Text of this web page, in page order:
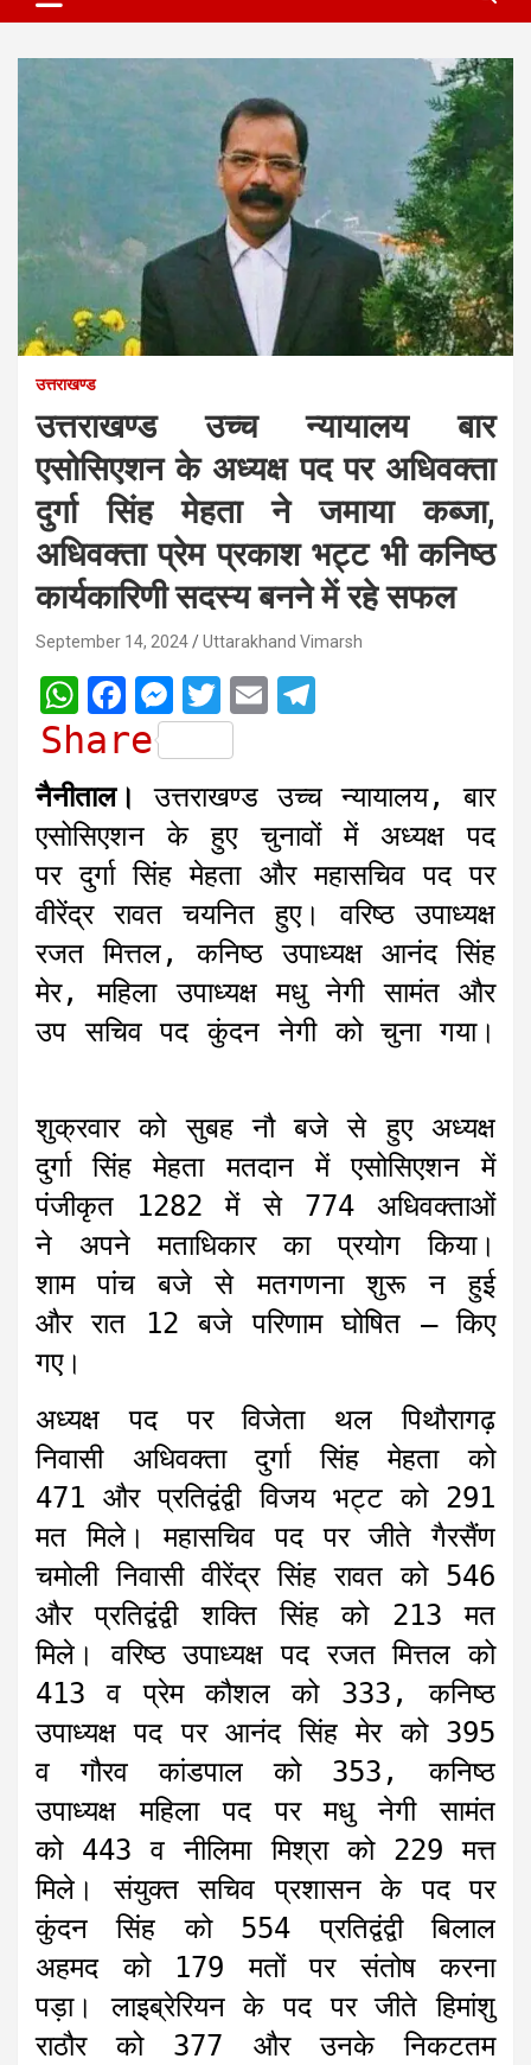
उत्तराखण्ड
उत्तराखण्ड उच्च न्यायालय बार
एसोसिएशन के अध्यक्ष पद पर अधिवक्ता
दुर्गा सिंह मेहता ने जमाया कब्जा,
अधिवक्ता प्रेम प्रकाश भट्ट भी कनिष्ठ
कार्यकारिणी सदस्य बनने में रहे सफल
September 14, 2024 Uttarakhand Vimarsh
W
h
t
s
A
p
p
F
a
e
b
o
o
k
M
e
s
s
e
n
g
r
T
w
i
t
t
e
r
E
i
l
e
g
r
m
Share
नैनीताल।
उत्तराखण्ड उच्च न्यायालय, बार
एसोसिएशन के हुए चुनावों में अध्यक्ष पद
पर दुर्गा सिंह मेहता और महासचिव पद पर
वीरेंद्र रावत चयनित हुए। वरिष्ठ उपाध्यक्ष
रजत मित्तल, कनिष्ठ उपाध्यक्ष आनंद सिंह
मेर, महिला उपाध्यक्ष मधु नेगी सामंत और
उप सचिव पद कुंदन नेगी को चुना गया।
शुक्रवार को सुबह नौ बजे से हुए अध्यक्ष
दुर्गा सिंह मेहता मतदान में एसोसिएशन में
पंजीकृत 1282 में से 774 अधिवक्ताओं
ने अपने मताधिकार का प्रयोग किया।
शाम पांच बजे से मतगणना शुरू न हुई
और रात 12 बजे परिणाम घोषित – किए
गए।
अध्यक्ष पद पर विजेता थल पिथौरागढ़
निवासी अधिवक्ता दुर्गा सिंह मेहता को
471 और प्रतिद्वंद्वी विजय भट्ट को 291
मत मिले। महासचिव पद पर जीते गैरसैंण
चमोली निवासी वीरेंद्र सिंह रावत को 546
और प्रतिद्वंद्वी शक्ति सिंह को 213 मत
मिले। वरिष्ठ उपाध्यक्ष पद रजत मित्तल को
413 व प्रेम कौशल को 333, कनिष्ठ
उपाध्यक्ष पद पर आनंद सिंह मेर को 395
व गौरव कांडपाल को 353, कनिष्ठ
उपाध्यक्ष महिला पद पर मधु नेगी सामंत
को 443 व नीलिमा मिश्रा को 229 मत्त
मिले। संयुक्त सचिव प्रशासन के पद पर
कुंदन सिंह को 554 प्रतिद्वंद्वी बिलाल
अहमद को 179 मतों पर संतोष करना
पड़ा। लाइब्रेरियन के पद पर जीते हिमांशु
राठौर को 377 और उनके निकटतम